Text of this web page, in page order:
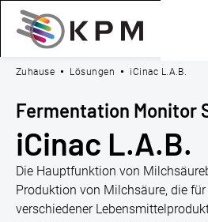
Zuhause Lösungen iCinac L.A.B.
Fermentation Monitor
iCinac L.A.B.
Die Hauptfunktion von
Produktion von Milchsäure, die
verschiedener